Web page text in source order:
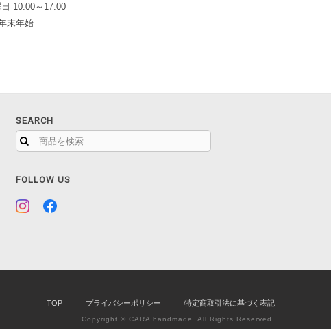
10:00～17:00
末年始
SEARCH
FOLLOW US
TOP プライバシーポリシー 特定商取引法に基づく表記
Copyright © CARA handmade. All Rights Reserved.